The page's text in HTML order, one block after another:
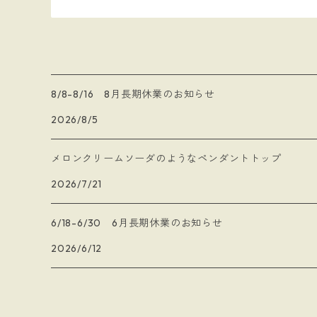
8/8-8/16 8月長期休業のお知らせ
2026/8/5
メロンクリームソーダのようなペンダントトップ
2026/7/21
6/18-6/30 6月長期休業のお知らせ
2026/6/12